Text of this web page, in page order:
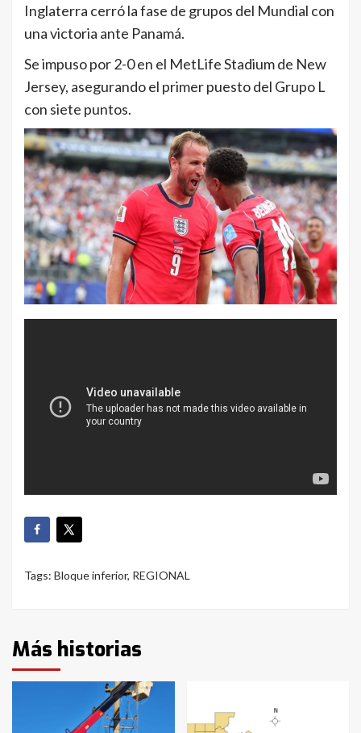
Inglaterra cerró la fase de grupos del Mundial con
una victoria ante Panamá.
Se impuso por 2-0 en el MetLife Stadium de New
Jersey, asegurando el primer puesto del Grupo L
con siete puntos.
Tags: Bloque inferior, REGIONAL
Más historias